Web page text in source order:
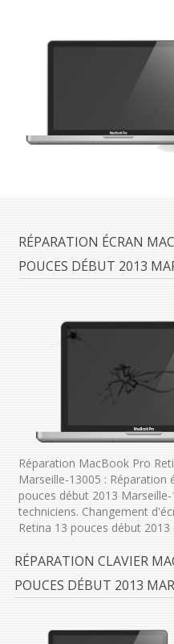
RÉPARATION ÉCRAN
POUCES DÉBUT 2013
Réparation MacBook Pro
Marseille-13005 : Réparation
pouces début 2013 Marseille-
techniciens. Changement
Retina 13 pouces début
RÉPARATION CLAVIER
POUCES DÉBUT 2013